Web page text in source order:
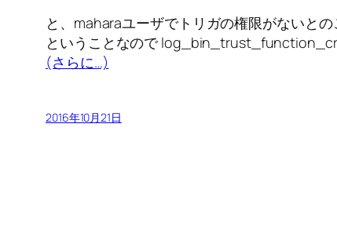
と、maharaユーザでトリガの権限がないと
ということなので
(さらに…)
2016年10月21日